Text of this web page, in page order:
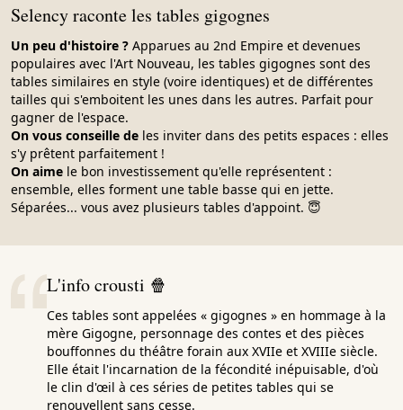
Selency raconte les tables gigognes
Un peu d'histoire ? Apparues au 2nd Empire et devenues
populaires avec l'Art Nouveau, les tables gigognes sont des
tables similaires en style (voire identiques) et de différentes
tailles qui s'emboitent les unes dans les autres. Parfait pour
gagner de l'espace.
On vous conseille de les inviter dans des petits espaces : elles
s'y prêtent parfaitement !
On aime le bon investissement qu'elle représentent :
ensemble, elles forment une table basse qui en jette.
Séparées... vous avez plusieurs tables d'appoint. 😇
L'info crousti 🍿
Ces tables sont appelées « gigognes » en hommage à la
mère Gigogne, personnage des contes et des pièces
bouffonnes du théâtre forain aux XVIIe et XVIIIe siècle.
Elle était l'incarnation de la fécondité inépuisable, d'où
le clin d'œil à ces séries de petites tables qui se
renouvellent sans cesse.